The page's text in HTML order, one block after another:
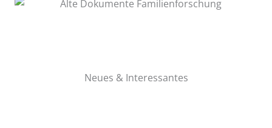
Neues & Interessantes